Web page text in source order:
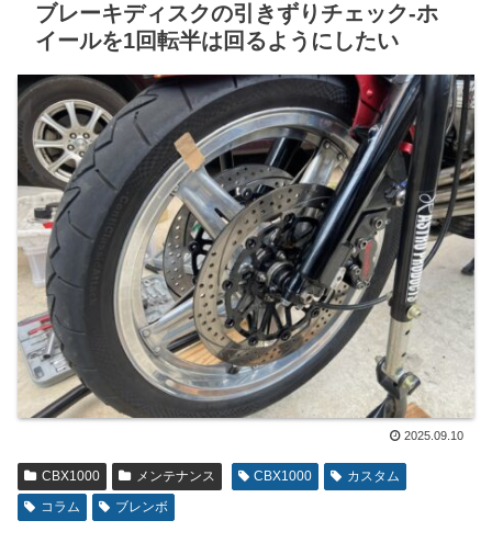
ブレーキディスクの引きずりチェック-ホ
イールを1回転半は回るようにしたい
2025.09.10
CBX1000 メンテナンス CBX1000
カスタム
コラム
ブレンボ